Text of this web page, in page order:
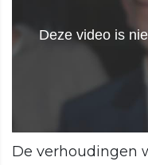
De verhoudingen